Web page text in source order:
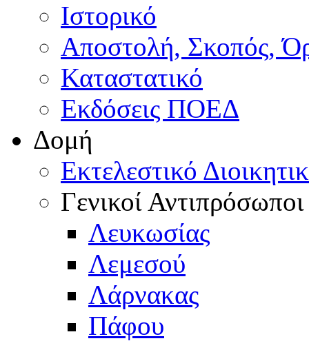
Ιστορικό
Αποστολή, Σκοπός,
Καταστατικό
Εκδόσεις ΠΟΕΔ
Δομή
Εκτελεστικό
Γενικοί Αντιπρόσωποι
Λευκωσίας
Λεμεσού
Λάρνακας
Πάφου